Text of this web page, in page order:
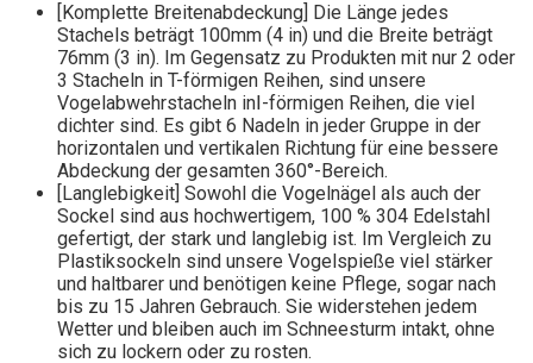
[Komplette Breitenabdeckung] Die Länge jedes
Stachels beträgt 100mm (4 in) und die Breite beträgt
76mm (3 in). Im Gegensatz zu Produkten mit nur 2 oder
3 Stacheln in T-förmigen Reihen, sind unsere
Vogelabwehrstacheln inⅠ-förmigen Reihen, die viel
dichter sind. Es gibt 6 Nadeln in jeder Gruppe in der
horizontalen und vertikalen Richtung für eine bessere
Abdeckung der gesamten 360°-Bereich.
[Langlebigkeit] Sowohl die Vogelnägel als auch der
Sockel sind aus hochwertigem, 100 % 304 Edelstahl
gefertigt, der stark und langlebig ist. Im Vergleich zu
Plastiksockeln sind unsere Vogelspieße viel stärker
und haltbarer und benötigen keine Pflege, sogar nach
bis zu 15 Jahren Gebrauch. Sie widerstehen jedem
Wetter und bleiben auch im Schneesturm intakt, ohne
sich zu lockern oder zu rosten.